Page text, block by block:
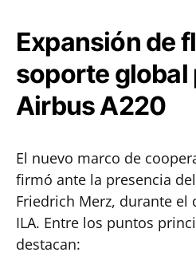
Expansión de
soporte global
Airbus A220
El nuevo marco de
firmó ante la presencia
Friedrich Merz, durante el
ILA. Entre los puntos
destacan: